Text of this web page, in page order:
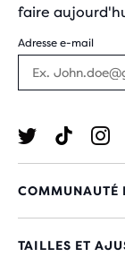
faire
Adresse e-mail
COMMUNAUTÉ
TAILLES ET